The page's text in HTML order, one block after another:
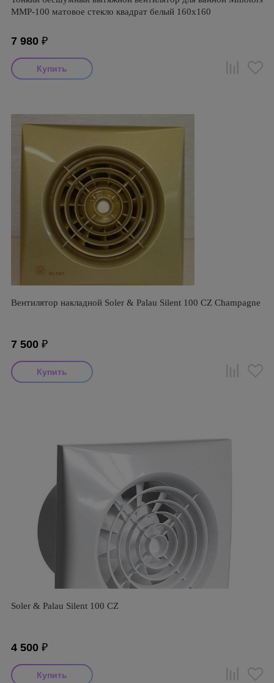
ММР-100 матовое стекло квадрат белый 160х160
7 980 ₽
Вентилятор накладной Soler & Palau Silent 100 CZ Champagne
7 500 ₽
Soler & Palau Silent 100 CZ
4 500 ₽